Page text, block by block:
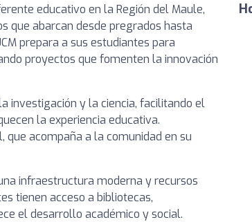
educativo en la Región del Maule,
que abarcan desde pregrados hasta
prepara a sus estudiantes para
proyectos que fomenten la innovación
investigación y la ciencia, facilitando el
la experiencia educativa.
acompaña a la comunidad en su
infraestructura moderna y recursos
tienen acceso a bibliotecas,
el desarrollo académico y social.